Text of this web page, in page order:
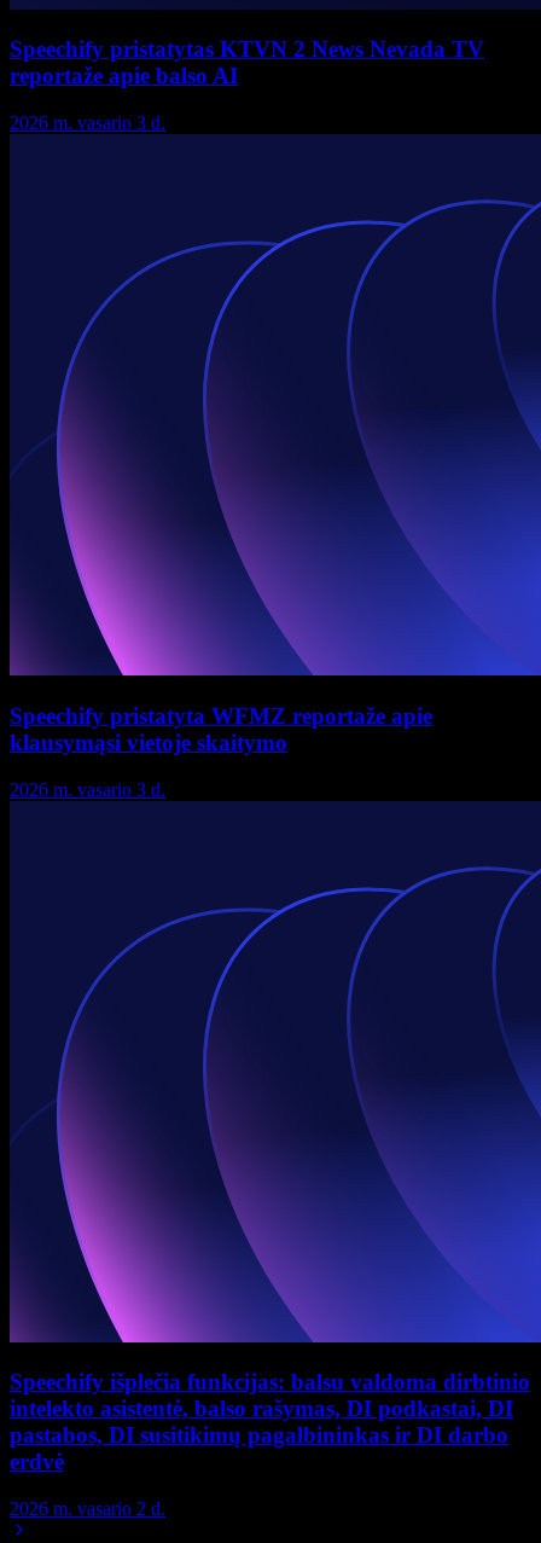
Speechify pristatytas KTVN 2 News Nevada TV
reportaže apie balso AI
2026 m. vasario 3 d.
Speechify pristatyta WFMZ reportaže apie
klausymąsi vietoje skaitymo
2026 m. vasario 3 d.
Speechify išplečia funkcijas: balsu valdoma dirbtinio
intelekto asistentė, balso rašymas, DI podkastai, DI
pastabos, DI susitikimų pagalbininkas ir DI darbo
erdvė
2026 m. vasario 2 d.